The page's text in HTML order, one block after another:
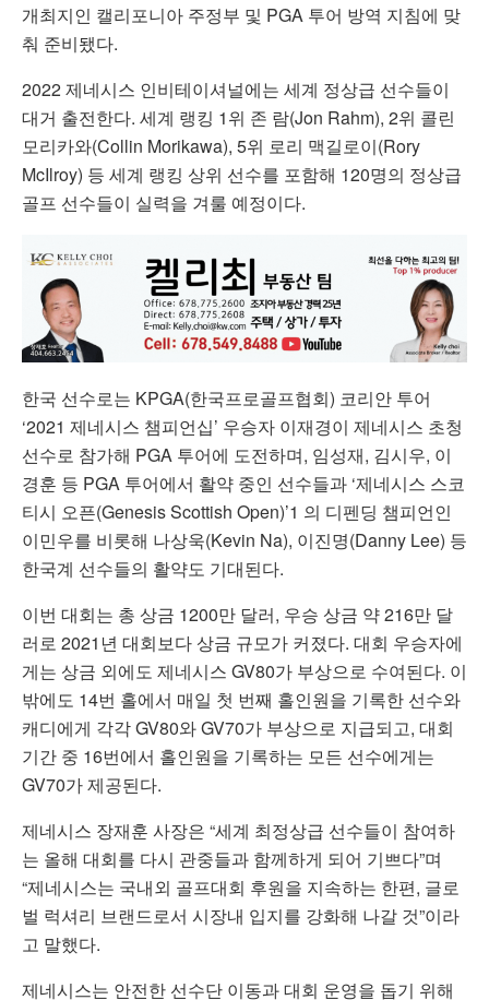
개최지인 캘리포니아 주정부 및 PGA 투어 방역 지침에 맞
춰 준비됐다.
2022 제네시스 인비테이셔널에는 세계 정상급 선수들이
대거 출전한다. 세계 랭킹 1위 존 람(Jon Rahm), 2위 콜린
모리카와(Collin Morikawa), 5위 로리 맥길로이(Rory
McIlroy) 등 세계 랭킹 상위 선수를 포함해 120명의 정상급
골프 선수들이 실력을 겨룰 예정이다.
한국 선수로는 KPGA(한국프로골프협회) 코리안 투어
‘2021 제네시스 챔피언십’ 우승자 이재경이 제네시스 초청
선수로 참가해 PGA 투어에 도전하며, 임성재, 김시우, 이
경훈 등 PGA 투어에서 활약 중인 선수들과 ‘제네시스 스코
티시 오픈(Genesis Scottish Open)’1 의 디펜딩 챔피언인
이민우를 비롯해 나상욱(Kevin Na), 이진명(Danny Lee) 등
한국계 선수들의 활약도 기대된다.
이번 대회는 총 상금 1200만 달러, 우승 상금 약 216만 달
러로 2021년 대회보다 상금 규모가 커졌다. 대회 우승자에
게는 상금 외에도 제네시스 GV80가 부상으로 수여된다. 이
밖에도 14번 홀에서 매일 첫 번째 홀인원을 기록한 선수와
캐디에게 각각 GV80와 GV70가 부상으로 지급되고, 대회
기간 중 16번에서 홀인원을 기록하는 모든 선수에게는
GV70가 제공된다.
제네시스 장재훈 사장은 “세계 최정상급 선수들이 참여하
는 올해 대회를 다시 관중들과 함께하게 되어 기쁘다”며
“제네시스는 국내외 골프대회 후원을 지속하는 한편, 글로
벌 럭셔리 브랜드로서 시장내 입지를 강화해 나갈 것”이라
고 말했다.
제네시스는 안전한 선수단 이동과 대회 운영을 돕기 위해